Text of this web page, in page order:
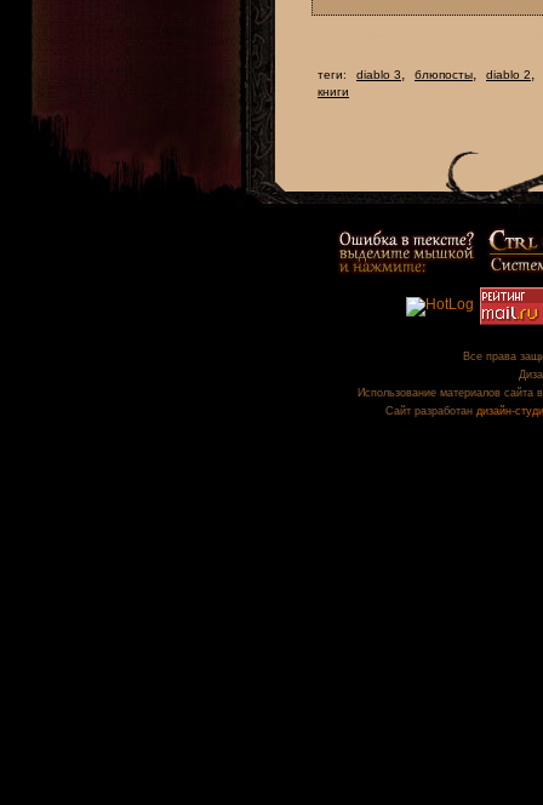
теги: diablo 3, блюпосты, diablo 2,
книги
Все права
Использование материалов сайта
Сайт разработан дизайн-